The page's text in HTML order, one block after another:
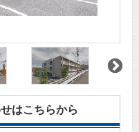
はこちらから